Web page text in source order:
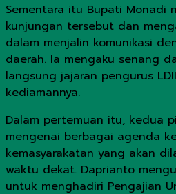
Sementara itu Bupati Monadi
kunjungan tersebut dan
dalam menjalin komunikasi
daerah. Ia mengaku senang
langsung jajaran pengurus
kediamannya.
Dalam pertemuan itu, kedua
mengenai berbagai agenda
kemasyarakatan yang akan
waktu dekat. Daprianto
untuk menghadiri Pengajian